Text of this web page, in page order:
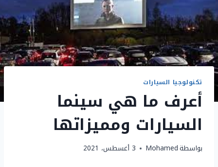
تكنولوجيا السيارات
أعرف ما هي سينما
السيارات ومميزاتها
بواسطةMohamed 3 أغسطس، 2021